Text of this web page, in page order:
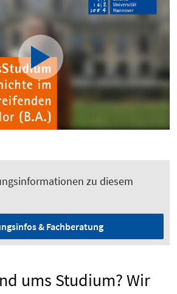
zu diesem
& Fachberatung
ums Studium? Wir